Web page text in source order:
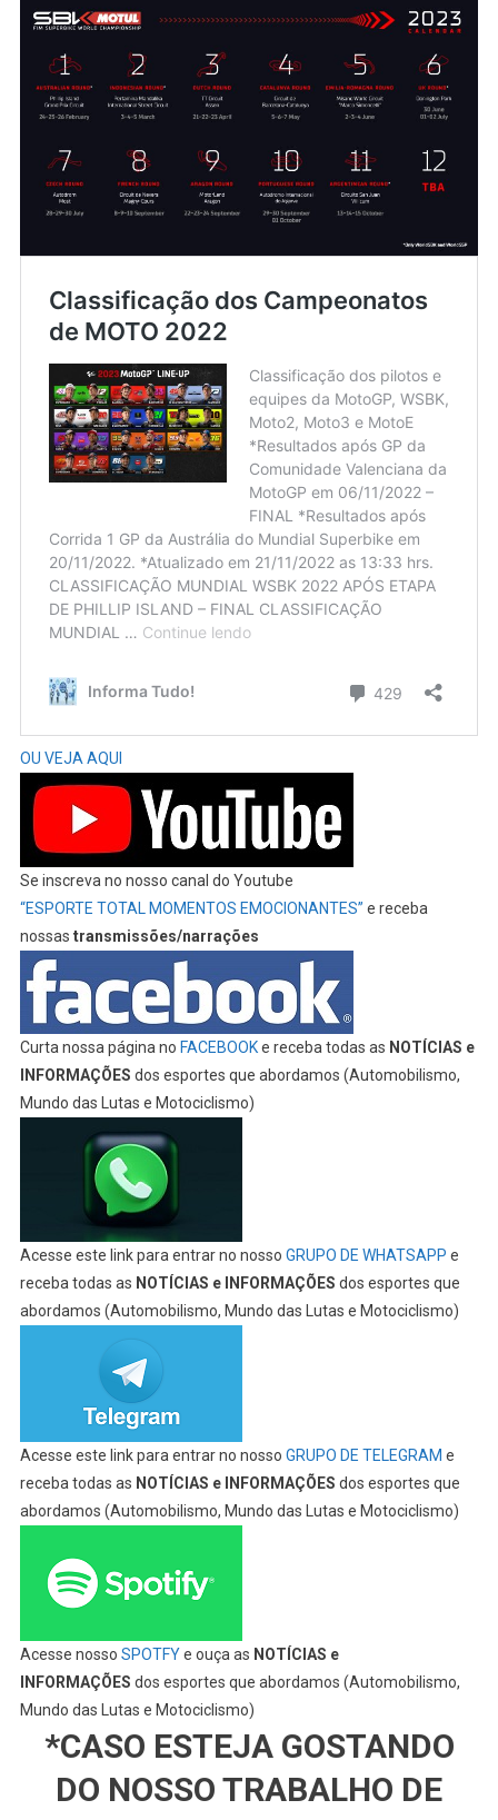
OU VEJA AQUI
Se inscreva no nosso canal do Youtube
“ESPORTE TOTAL MOMENTOS EMOCIONANTES” e receba
nossas transmissões/narrações
Curta nossa página no FACEBOOKe receba todas as NOTÍCIAS e
INFORMAÇÕES dos esportes que abordamos (Automobilismo,
Mundo das Lutas e Motociclismo)
Acesse este link para entrar no nosso GRUPO DE WHATSAPP e
receba todas as NOTÍCIAS e INFORMAÇÕES dos esportes que
abordamos (Automobilismo, Mundo das Lutas e Motociclismo)
Acesse este link para entrar no nosso GRUPO DE TELEGRAM e
receba todas as NOTÍCIAS e INFORMAÇÕES dos esportes que
abordamos (Automobilismo, Mundo das Lutas e Motociclismo)
Acesse nosso SPOTFYe ouça as NOTÍCIAS e
INFORMAÇÕES dos esportes que abordamos (Automobilismo,
Mundo das Lutas e Motociclismo)
*CASO ESTEJA GOSTANDO
DO NOSSO TRABALHO DE